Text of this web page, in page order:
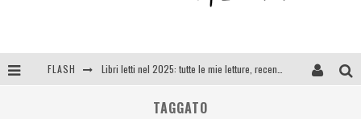
FLASH
TAGGATO